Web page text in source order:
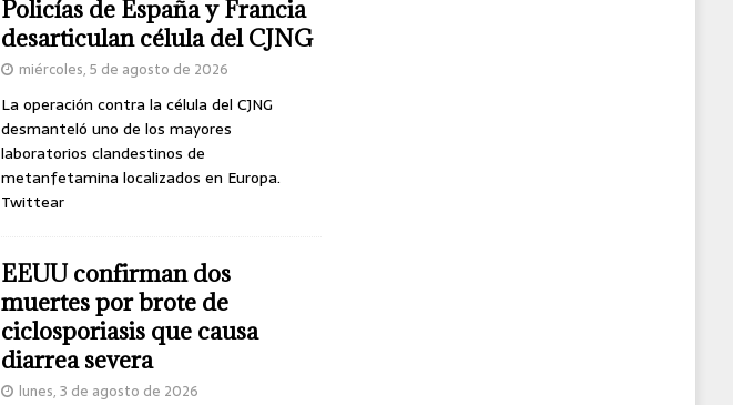
Policías de España y Francia
desarticulan célula del CJNG
miércoles, 5 de agosto de 2026
La operación contra la célula del CJNG
desmanteló uno de los mayores
laboratorios clandestinos de
metanfetamina localizados en Europa.
Twittear
EEUU confirman dos
muertes por brote de
ciclosporiasis que causa
diarrea severa
lunes, 3 de agosto de 2026